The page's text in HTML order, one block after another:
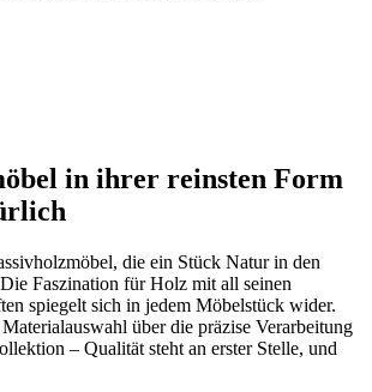
in ihrer reinsten Form
die ein Stück Natur in den
Faszination für Holz mit all seinen
spiegelt sich in jedem Möbelstück wider.
über die präzise Verarbeitung
– Qualität steht an erster Stelle, und